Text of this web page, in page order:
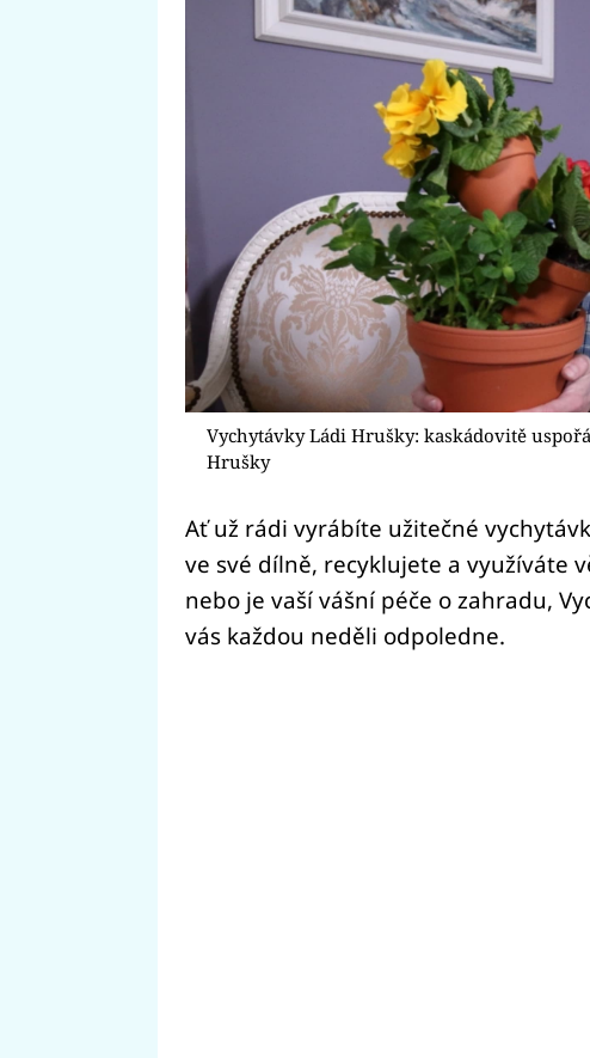
Vychytávky Ládi Hrušky: kaskádovitě
Hrušky
Ať už rádi vyrábíte užitečné
ve své dílně, recyklujete a využíváte
nebo je vaší vášní péče o zahradu,
vás každou neděli odpoledne.